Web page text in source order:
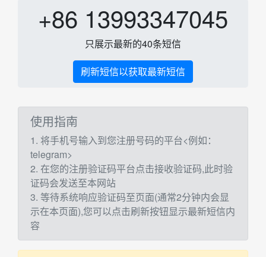
+86 13993347045
只展示最新的40条短信
刷新短信以获取最新短信
使用指南
1. 将手机号输入到您注册号码的平台<例如：
telegram>
2. 在您的注册验证码平台点击接收验证码,此时验
证码会发送至本网站
3. 等待系统响应验证码至页面(通常2分钟内会显
示在本页面),您可以点击刷新按钮显示最新短信内
容